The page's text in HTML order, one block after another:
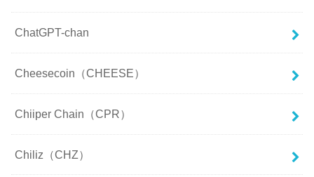
ChatGPT-chan
Cheesecoin（CHEESE）
Chiiper Chain（CPR）
Chiliz（CHZ）